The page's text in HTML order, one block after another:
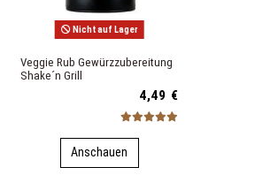
Nicht auf Lager
Veggie Rub Gewürzzubereitung
Shake´n Grill
4,49 €
Anschauen